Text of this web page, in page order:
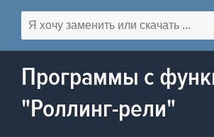
Программы с
"Роллинг-рели"